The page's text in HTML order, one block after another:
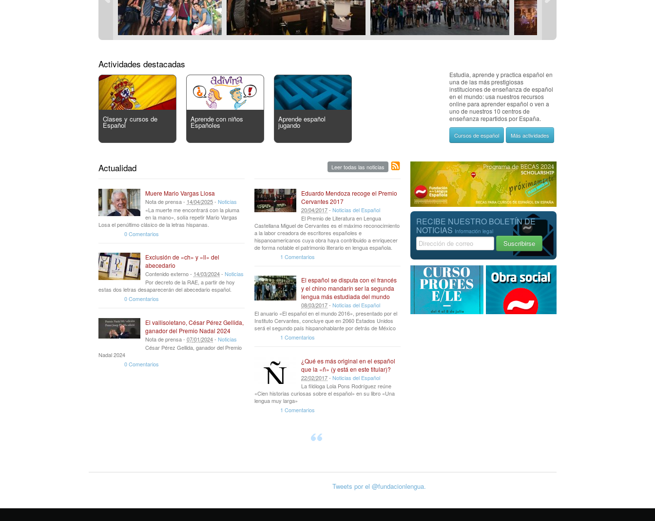
Actividades destacadas
Clases y cursos de
Español
Aprende con niños
Españoles
Aprende español
jugando
Estudia, aprende y practica español en
una de las más prestigiosas
instituciones de enseñanza de español
en el mundo: usa nuestros recursos
online para aprender español o ven a
uno de nuestros 10 centros de
enseñanza repartidos por España.
Cursos de español Más actividades
Leer todas las noticias
Actualidad
Muere Mario Vargas Llosa
Nota de prensa - 14/04/2025- Noticias
«La muerte me encontrará con la pluma
en la mano», solía repetir Mario Vargas
Losa el penúltimo clásico de la letras hispanas.
0 Comentarios
Exclusión de «ch» y «ll» del
abecedario
Contenido externo - 14/03/2024- Noticias
Por decreto de la RAE, a partir de hoy
estas dos letras desaparecerán del abecedario español.
0 Comentarios
El vallisoletano, César Pérez Gellida,
ganador del Premio Nadal 2024
Nota de prensa - 07/01/2024- Noticias
César Pérez Gellida, ganador del Premio
Nadal 2024
0 Comentarios
Eduardo Mendoza recoge el Premio
Cervantes 2017
20/04/2017- Noticias del Español
El Premio de Literatura en Lengua
Castellana Miguel de Cervantes es el máximo reconocimiento
a la labor creadora de escritores españoles e
hispanoamericanos cuya obra haya contribuido a enriquecer
de forma notable el patrimonio literario en lengua española.
1 Comentarios
El español se disputa con el francés
y el chino mandarín ser la segunda
lengua más estudiada del mundo
08/03/2017- Noticias del Español
El anuario «El español en el mundo 2016», presentado por el
Instituto Cervantes, concluye que en 2060 Estados Unidos
será el segundo país hispanohablante por detrás de México
1 Comentarios
¿Qué es más original en el español
que la «ñ» (y está en este titular)?
22/02/2017- Noticias del Español
La filóloga Lola Pons Rodríguez reúne
«Cien historias curiosas sobre el español» en su libro «Una
lengua muy larga»
1 Comentarios
RECIBE NUESTRO BOLETÍN DE
NOTICIAS Información legal
Tweets por el @fundacionlengua.